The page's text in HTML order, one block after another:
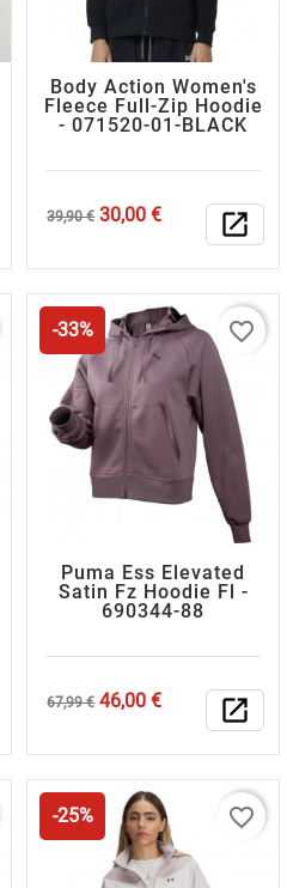
Body Action Women's
Fleece Full-Zip Hoodie
- 071520-01-BLACK
Κανονική
39,90 € Τιμή
30,00 € open_in_new
-33%
Puma Ess Elevated
Satin Fz Hoodie Fl -
690344-88
Κανονική
67,99 € Τιμή
46,00 € open_in_new
favorite_border
-25% favorite_border